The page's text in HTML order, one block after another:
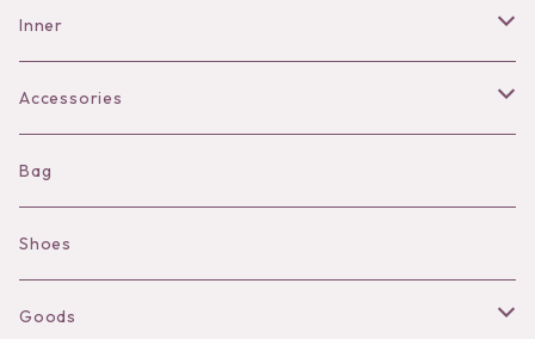
Pants
Inner
Bra
Shorts
Camisole
Long sleeve
Accessories
Necklace
Pierce/Earring
Ear Cuff
Bag
Shoes
Goods